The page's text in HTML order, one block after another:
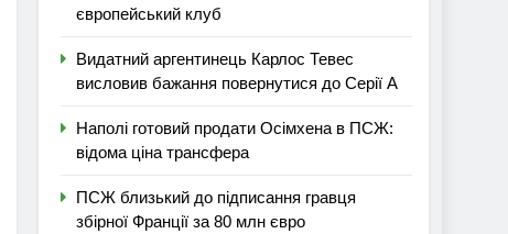
європейський клуб
Видатний аргентинець Карлос Тевес
висловив бажання повернутися до Серії А
Наполі готовий продати Осімхена в ПСЖ:
відома ціна трансфера
ПСЖ близький до підписання гравця
збірної Франції за 80 млн євро